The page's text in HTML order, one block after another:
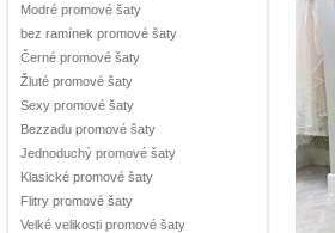
Modré promové šaty
bez ramínek promové šaty
Černé promové šaty
Žluté promové šaty
Sexy promové šaty
Bezzadu promové šaty
Jednoduchý promové šaty
Klasické promové šaty
Flitry promové šaty
Velké velikosti promové šaty